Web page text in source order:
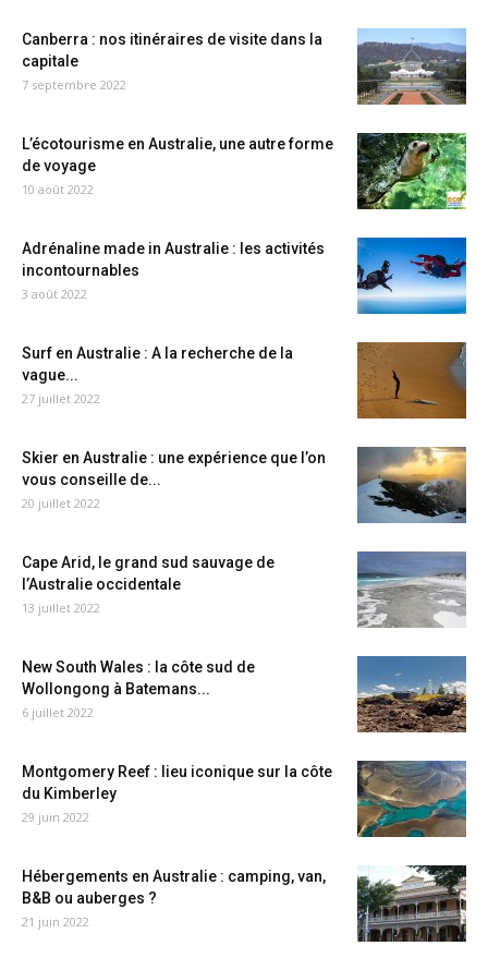
Canberra : nos itinéraires de visite dans la
capitale
7 septembre 2022
L’écotourisme en Australie, une autre forme
de voyage
10 août 2022
Adrénaline made in Australie : les activités
incontournables
3 août 2022
Surf en Australie : A la recherche de la
vague...
27 juillet 2022
Skier en Australie : une expérience que l’on
vous conseille de...
20 juillet 2022
Cape Arid, le grand sud sauvage de
l’Australie occidentale
13 juillet 2022
New South Wales : la côte sud de
Wollongong à Batemans...
6 juillet 2022
Montgomery Reef : lieu iconique sur la côte
du Kimberley
29 juin 2022
Hébergements en Australie : camping, van,
B&B ou auberges ?
21 juin 2022